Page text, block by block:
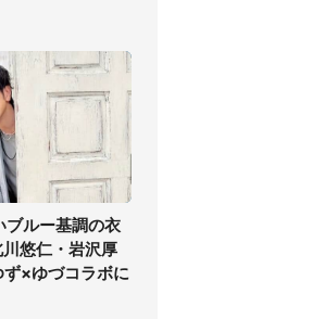
ブルー基調の衣
悠仁・岩沢厚
×ゆづコラボに